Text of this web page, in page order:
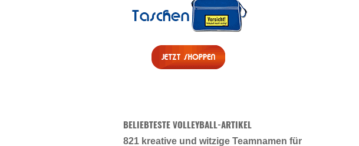
BELIEBTESTE VOLLEYBALL-ARTIKEL
821 kreative und witzige Teamnamen für